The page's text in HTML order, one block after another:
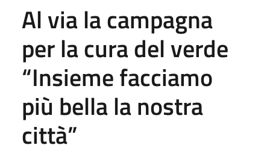
Al via la campagna
per la cura del verde
“Insieme facciamo
più bella la nostra
città”